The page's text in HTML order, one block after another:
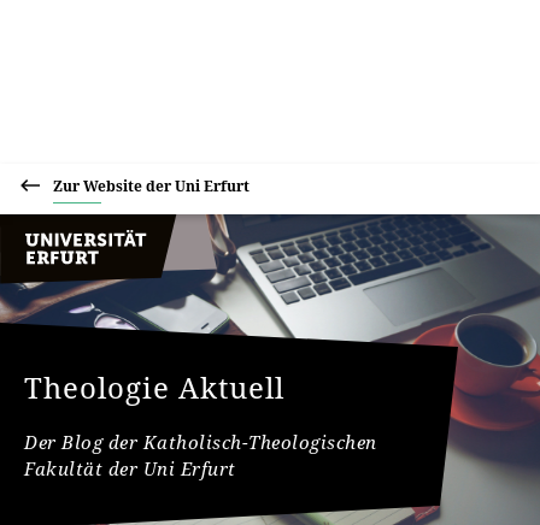
Zur Website der Uni Erfurt
Theologie Aktuell
Der Blog der Katholisch-Theologischen
Fakultät der Uni Erfurt